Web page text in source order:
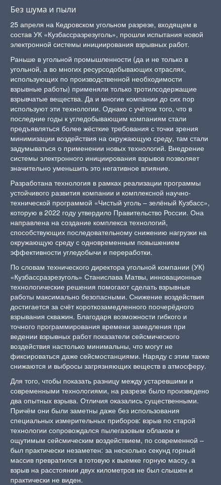
Без шума и пыли
25 апреля на Кедровском угольном разрезе, входящем в
состав УК «Кузбассразрезуголь», прошли испытания новой
электронной системы инициирования взрывных работ.
Раньше в угольной промышленности (да и не только в
угольной, а во многих ресурсодобывающих отраслях,
использующих по производственной необходимости
взрывные работы) применяли только тротилсодержащие
взрывчатые вещества. Да и многие компании до сих пор
используют эти технологии. Однако с учётом того, что в
последние годы к угледобывающим компаниям стали
предъявляться более жёсткие требования с точки зрения
минимизации воздействия на окружающую среду, там стали
задумываться о применении новых технологий. Внедрение
системы электронного инициирования взрывов позволяет
значительно уменьшить это негативное влияние.
Разработана технология в рамках реализации программы
устойчивого развития компании и комплексной научно-
технической программой «Чистый уголь – зелёный Кузбасс»,
которую в 2022 году утвердило Правительство России. Она
направлена на создание комплекса технологий,
способствующих последовательному снижению нагрузки на
окружающую среду с одновременным повышением
эффективности угледобычи и переработки.
По словам технического директора угольной компании (УК)
«Кузбассразрезуголь» Станислава Матвы, инновационные
технологические решения помогают сделать взрывные
работы максимально безопасными. Снижение воздействия
достигается за счёт короткозамедленного поочерёдного
взрывания скважин. Благодаря возможности гибкого и
точного программирования времени замедления при
ведении взрывных работ показатели сейсмического
воздействия настолько минимальны, что могут не
фиксироваться даже сейсмостанциями. Наряду с этим также
снижаются и выбросы загрязняющих веществ в атмосферу.
Для того, чтобы показать разницу между устаревшими и
современными технологиями, на разрезе было произведено
два опытных взрыва. Отличия оказались существенными.
Причём они были заметны даже без использования
специальных измерительных приборов: взрыв по старой
технологии сопровождался пылегазовым облаком и
ощутимым сейсмическим воздействием, по современной –
был практически незаметен: за несколько секунд горный
массив превратился в готовую к выемке горную массу, а
взрыв на расстоянии двух километров не был слышен и
практически не виден.